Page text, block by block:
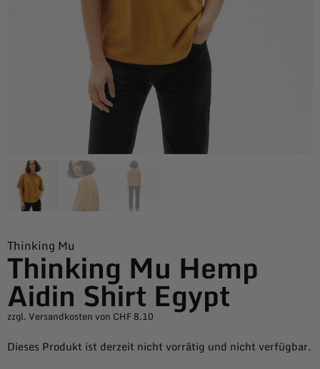
Thinking Mu
Thinking Mu Hemp
Aidin Shirt Egypt
zzgl. Versandkosten von CHF 8.10
Dieses Produkt ist derzeit nicht vorrätig und nicht verfügbar.